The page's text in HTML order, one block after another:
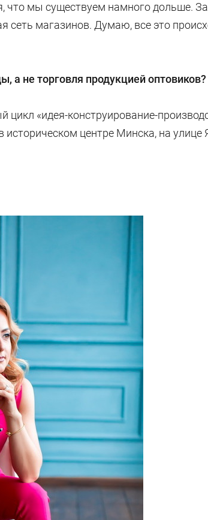
что мы существуем намного дольше.
сеть магазинов. Думаю, все это
а не торговля продукцией оптовиков?
«идея-конструирование-
центре Минска, на улице